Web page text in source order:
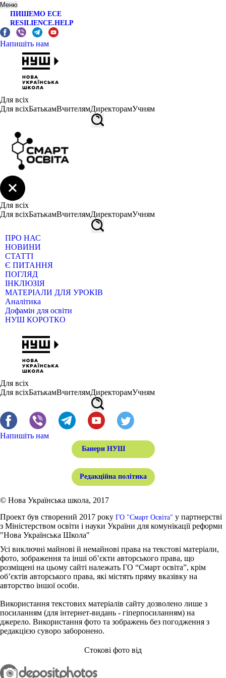
Меню
ПИШЕМО ЕСЕ
RESILIENCE.HELP
Напишіть нам
Для всіх
Для всіхБатькамВчителямДиректорамУчням
Для всіх
Для всіхБатькамВчителямДиректорамУчням
ПРО НАС
НОВИНИ
СТАТТІ
Є ПИТАННЯ
ПОГЛЯД
ІНКЛЮЗІЯ
МАТЕРІАЛИ ДЛЯ УРОКІВ
Аналітика
Дофамін для освіти
НУШ КОРОТКО
Для всіх
Для всіхБатькамВчителямДиректорамУчням
Напишіть нам
Банери НУШ
Редакційна політика
© Нова Українська школа, 2017
Проект був створений 2017 року ГО "Смарт Освіта" у партнерстві
з Міністерством освіти і науки України для комунікації реформи
"Нова Українська Школа"
Усі виключні майнові й немайнові права на текстові матеріали,
фото, зображення та інші об’єкти авторського права, що
розміщені на цьому сайті належать ГО “Смарт освіта”, крім
об’єктів авторського права, які містять пряму вказівку на
авторство іншої особи.
Використання текстових матеріалів сайту дозволено лише з
посиланням (для інтернет-видань - гіперпосиланням) на
джерело. Використання фото та зображень без погодження з
редакцією суворо заборонено.
Стокові фото від